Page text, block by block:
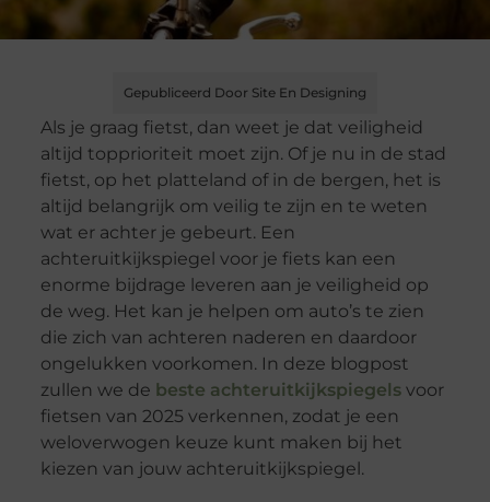
Gepubliceerd Door Site En Designing
Als je graag fietst, dan weet je dat veiligheid
altijd topprioriteit moet zijn. Of je nu in de stad
fietst, op het platteland of in de bergen, het is
altijd belangrijk om veilig te zijn en te weten
wat er achter je gebeurt. Een
achteruitkijkspiegel voor je fiets kan een
enorme bijdrage leveren aan je veiligheid op
de weg. Het kan je helpen om auto’s te zien
die zich van achteren naderen en daardoor
ongelukken voorkomen. In deze blogpost
zullen we de beste achteruitkijkspiegelsvoor
fietsen van 2025 verkennen, zodat je een
weloverwogen keuze kunt maken bij het
kiezen van jouw achteruitkijkspiegel.